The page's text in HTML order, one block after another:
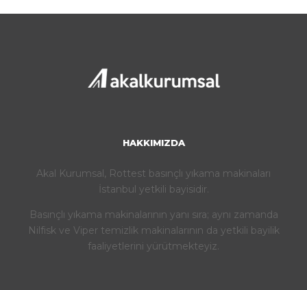
HAKKIMIZDA
Akal Kurumsal, Rottest basınçlı yıkama makinaları
İstanbul yetkili bayisidir.
Basınçlı yıkama makinalarının yanı sıra; aynı zamanda
Nilfisk ve Viper temizlik makinalarının da yetkili bayilik
faaliyetlerini yürütmekteyiz.